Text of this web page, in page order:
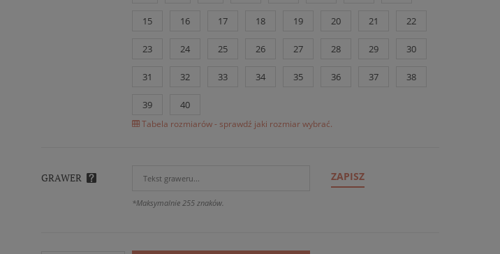
15 16 17 18 19 20 21 22
23 24 25 26 27 28 29 30
31 32 33 34 35 36 37 38
39 40
Tabela rozmiarów - sprawdź jaki rozmiar wybrać.
GRAWER ZAPISZ
*Maksymalnie 255 znaków.